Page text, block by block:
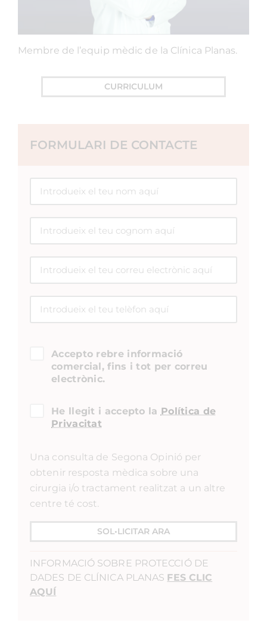
Membre de l’equip mèdic de la Clínica Planas.
CURRICULUM
FORMULARI DE CONTACTE
Accepto rebre informació
comercial, fins i tot per correu
electrònic.
He llegit i accepto la Política de
Privacitat
Una consulta de Segona Opinió per
obtenir resposta mèdica sobre una
cirurgia i/o tractament realitzat a un altre
centre té cost.
SOL•LICITAR ARA
INFORMACIÓ SOBRE PROTECCIÓ DE
DADES DE CLÍNICA PLANAS FES CLIC
AQUÍ